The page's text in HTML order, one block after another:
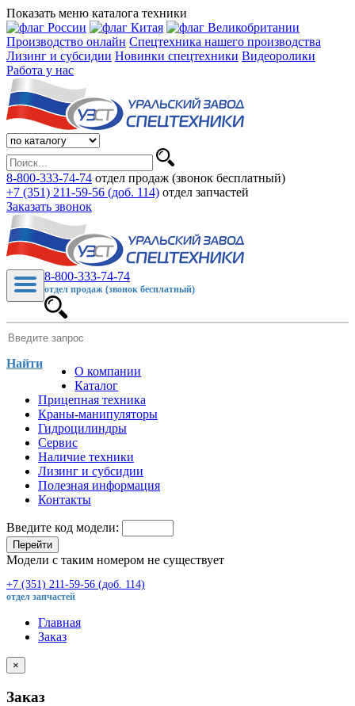
Показать меню каталога техники
Производство онлайн Спецтехника нашего производства
Лизинг и субсидии Новинки спецтехники Видеоролики
Работа у нас
8-800-333-74-74 отдел продаж (звонок бесплатный)
+7 (351) 211-59-56 (доб. 114) отдел запчастей
Заказать звонок
8-800-333-74-74
отдел продаж (звонок бесплатный)
Найти
О компании
Каталог
Прицепная техника
Краны-манипуляторы
Гидроцилиндры
Сервис
Наличие техники
Лизинг и субсидии
Полезная информация
Контакты
Введите код модели:
Перейти
Модели с таким номером не существует
+7 (351) 211-59-56 (доб. 114)
отдел запчастей
Главная
Заказ
×
Заказ